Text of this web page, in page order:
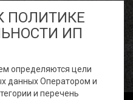
ПОЛИТИКЕ
ИП
определяются цели
данных Оператором и
и перечень